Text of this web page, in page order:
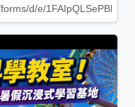
d/e/